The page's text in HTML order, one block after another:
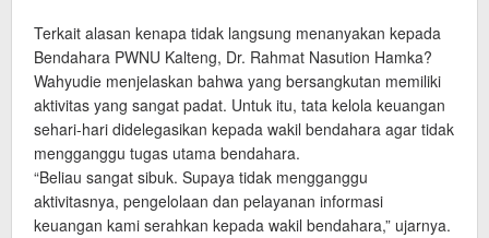
Terkait alasan kenapa tidak langsung menanyakan kepada
Bendahara PWNU Kalteng, Dr. Rahmat Nasution Hamka?
Wahyudie menjelaskan bahwa yang bersangkutan memiliki
aktivitas yang sangat padat. Untuk itu, tata kelola keuangan
sehari-hari didelegasikan kepada wakil bendahara agar tidak
mengganggu tugas utama bendahara.
“Beliau sangat sibuk. Supaya tidak mengganggu
aktivitasnya, pengelolaan dan pelayanan informasi
keuangan kami serahkan kepada wakil bendahara,” ujarnya.